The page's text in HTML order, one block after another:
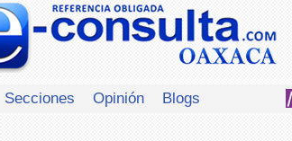
Secciones Opinión Blogs